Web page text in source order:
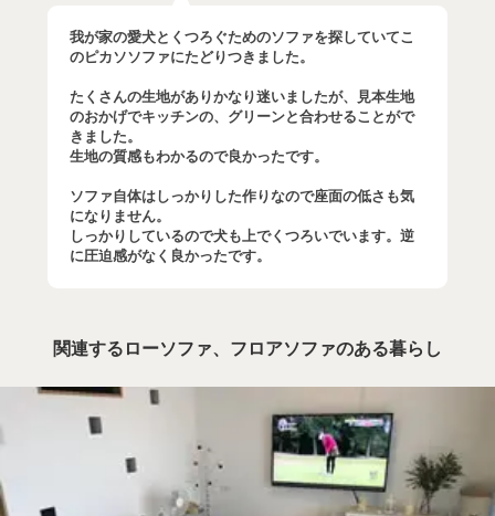
我が家の愛犬とくつろぐためのソファを探していてこ
のピカソソファにたどりつきました。
たくさんの生地がありかなり迷いましたが、見本生地
のおかげでキッチンの、グリーンと合わせることがで
きました。
生地の質感もわかるので良かったです。
ソファ自体はしっかりした作りなので座面の低さも気
になりません。
しっかりしているので犬も上でくつろいでいます。逆
に圧迫感がなく良かったです。
関連するローソファ、フロアソファのある暮らし